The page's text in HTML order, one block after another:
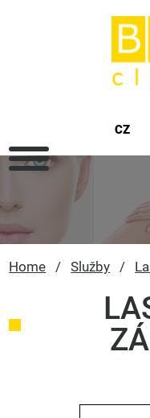
CZ
Home / Služby /